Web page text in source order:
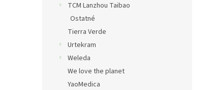
TCM Lanzhou Taibao
Ostatné
Tierra Verde
Urtekram
Weleda
We love the planet
YaoMedica